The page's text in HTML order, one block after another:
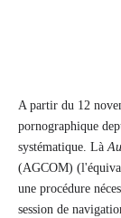
A partir du 12
pornographique
systématique. Là
(AGCOM)
une procédure
session de